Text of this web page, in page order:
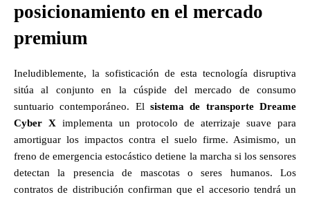
posicionamiento en el mercado
premium
Ineludiblemente, la sofisticación de esta tecnología disruptiva
sitúa al conjunto en la cúspide del mercado de consumo
suntuario contemporáneo. El sistema de transporte Dreame
Cyber X implementa un protocolo de aterrizaje suave para
amortiguar los impactos contra el suelo firme. Asimismo, un
freno de emergencia estocástico detiene la marcha si los sensores
detectan la presencia de mascotas o seres humanos. Los
contratos de distribución confirman que el accesorio tendrá un